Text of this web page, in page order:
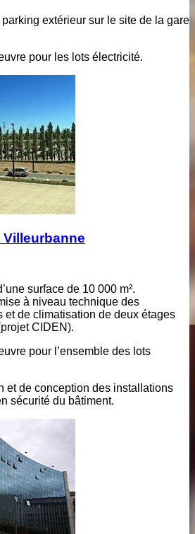
extérieur sur le site de la gare
pour les lots électricité.
Villeurbanne
surface de 10 000 m².
à niveau technique des
et de climatisation de deux étages
CIDEN).
pour l’ensemble des lots
et de conception des installations
sécurité du bâtiment.